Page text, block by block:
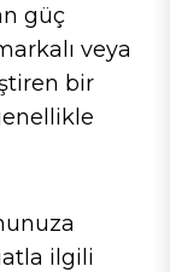
a
ts
A
ar
e
güç
veya
bir
ilgili